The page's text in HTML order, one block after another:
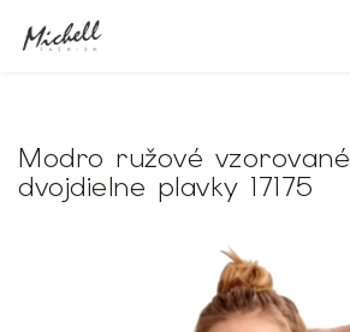
Modro ružové vzorované
dvojdielne plavky 17175